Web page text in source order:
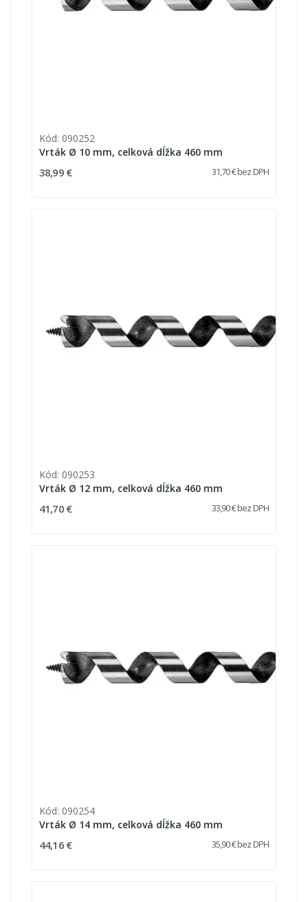
Kód: 090252
Vrták Ø 10 mm, celková dĺžka 460 mm
38,99 € 31,70 € bez DPH
Kód: 090253
Vrták Ø 12 mm, celková dĺžka 460 mm
41,70 € 33,90 € bez DPH
Kód: 090254
Vrták Ø 14 mm, celková dĺžka 460 mm
44,16 € 35,90 € bez DPH